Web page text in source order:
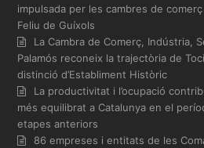
impulsada per les cambres de
Feliu de Guíxols
La Cambra de Comerç, Indústria,
Palamós reconeix la trajectòria de
distinció d’Establiment Històric
La productivitat i l’ocupació
més equilibrat a Catalunya en el
etapes anteriors
86 empreses i entitats de les